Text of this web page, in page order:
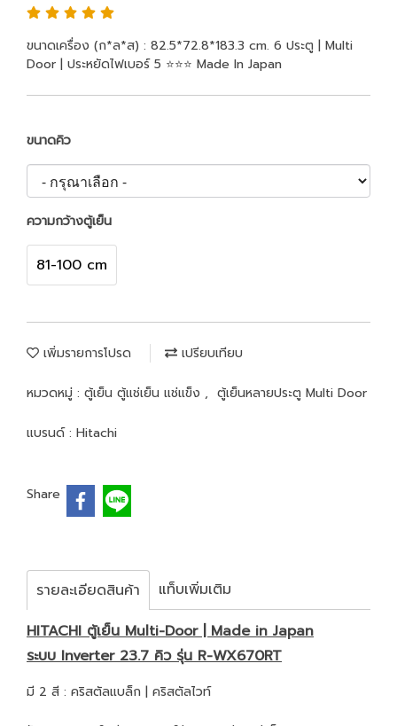
ขนาดเครื่อง (ก*ล*ส) : 82.5*72.8*183.3 cm. 6 ประตู | Multi
Door | ประหยัดไฟเบอร์ 5 ⭐️⭐️⭐️ Made In Japan
ขนาดคิว
ความกว้างตู้เย็น
81-100 cm
เพิ่มรายการโปรด เปรียบเทียบ
หมวดหมู่ : ตู้เย็น ตู้แช่เย็น แช่แข็ง , ตู้เย็นหลายประตู Multi Door
แบรนด์ : Hitachi
Share
รายละเอียดสินค้า
แท็บเพิ่มเติม
HITACHI ตู้เย็น Multi-Door | Made in Japan
ระบบ Inverter 23.7 คิว รุ่น R-WX670RT
มี 2 สี : คริสตัลแบล็ก | คริสตัลไวท์